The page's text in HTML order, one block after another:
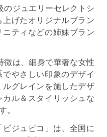
のジュエリーセレクトシ
げたオリジナルブラン
ニティなどの姉妹ブラン
徴は、細身で華奢な女性
やさしい印象のデザイ
グレインを施したデザ
ル＆スタイリッシュな
。
ジュピコ」は、全国に